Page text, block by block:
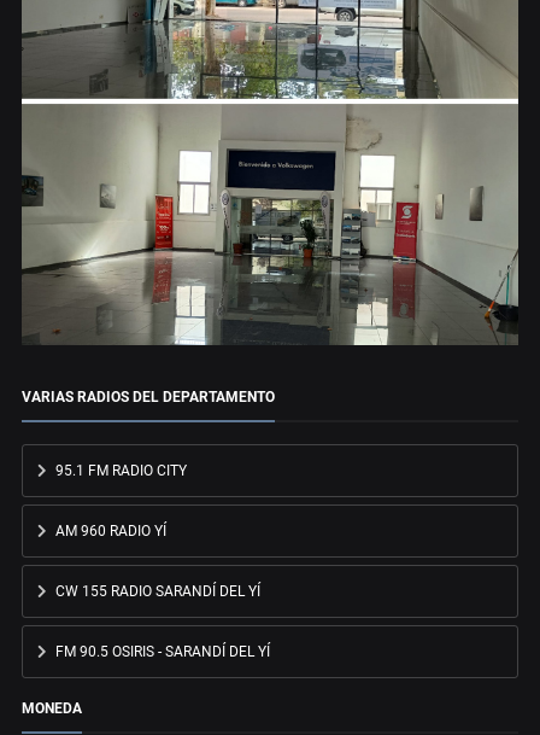
VARIAS RADIOS DEL DEPARTAMENTO
95.1 FM RADIO CITY
AM 960 RADIO YÍ
CW 155 RADIO SARANDÍ DEL YÍ
FM 90.5 OSIRIS - SARANDÍ DEL YÍ
MONEDA